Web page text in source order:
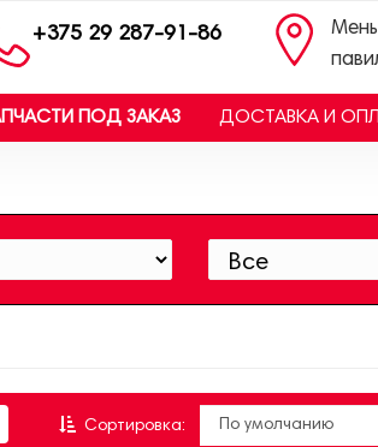
+375 29 287-91-86
ПОД ЗАКАЗ ДОСТАВКА И
Сортировка: